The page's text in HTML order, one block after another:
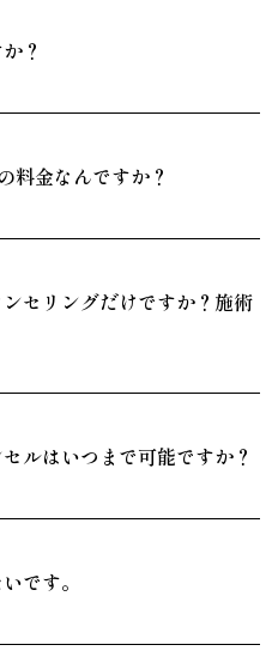
？
料金なんですか？
セリングだけですか？施術
ルはいつまで可能ですか？
です。